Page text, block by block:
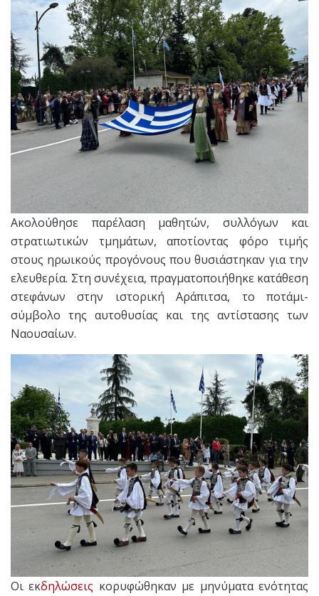
Ακολούθησε παρέλαση μαθητών, συλλόγων και
στρατιωτικών τμημάτων, αποτίοντας φόρο τιμής
στους ηρωικούς προγόνους που θυσιάστηκαν για την
ελευθερία. Στη συνέχεια, πραγματοποιήθηκε κατάθεση
στεφάνων στην ιστορική Αράπιτσα, το ποτάμι-
σύμβολο της αυτοθυσίας και της αντίστασης των
Ναουσαίων.
Οι εκδηλώσεις κορυφώθηκαν με μηνύματα ενότητας